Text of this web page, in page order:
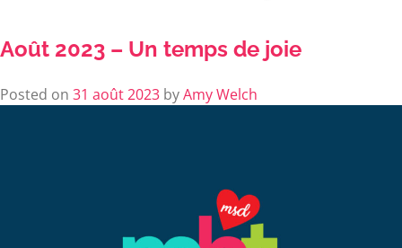
Août 2023 – Un temps de joie
Posted on 31 août 2023 byAmy Welch